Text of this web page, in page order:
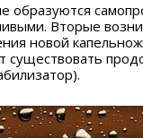
образуются
Вторые
новой
существовать